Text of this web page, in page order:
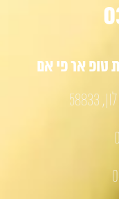
טופ אר פי אם